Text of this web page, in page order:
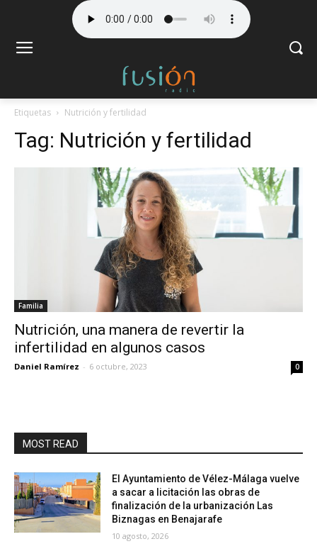
Etiquetas Nutrición y fertilidad
Tag: Nutrición y fertilidad
Familia
Nutrición, una manera de revertir la
infertilidad en algunos casos
Daniel Ramírez - 6 octubre, 2023 0
MOST READ
El Ayuntamiento de Vélez-Málaga vuelve
a sacar a licitación las obras de
finalización de la urbanización Las
Biznagas en Benajarafe
10 agosto, 2026